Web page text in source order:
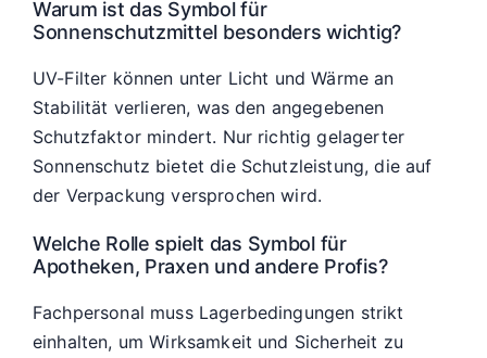
Warum ist das Symbol für
Sonnenschutzmittel besonders wichtig?
UV-Filter können unter Licht und Wärme an
Stabilität verlieren, was den angegebenen
Schutzfaktor mindert. Nur richtig gelagerter
Sonnenschutz bietet die Schutzleistung, die auf
der Verpackung versprochen wird.
Welche Rolle spielt das Symbol für
Apotheken, Praxen und andere Profis?
Fachpersonal muss Lagerbedingungen strikt
einhalten, um Wirksamkeit und Sicherheit zu